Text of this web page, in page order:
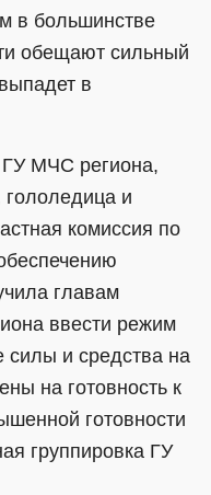
в большинстве
обещают сильный
в
МЧС региона,
и
комиссия по
главам
ввести режим
силы и средства на
на готовность к
готовности
группировка ГУ